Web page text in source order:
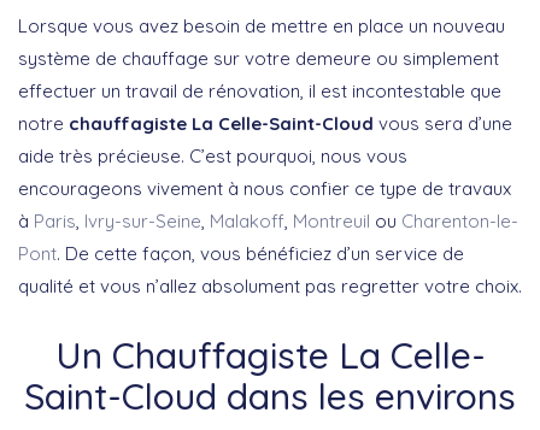
Lorsque vous avez besoin de mettre en place un nouveau
système de chauffage sur votre demeure ou simplement
effectuer un travail de rénovation, il est incontestable que
notre chauffagiste La Celle-Saint-Cloud vous sera d’une
aide très précieuse. C’est pourquoi, nous vous
encourageons vivement à nous confier ce type de travaux
à Paris Ivry-sur-Seine Malakoff Montreuil ou Charenton-le-
Pont. De cette façon, vous bénéficiez d’un service de
qualité et vous n’allez absolument pas regretter votre choix.
Un Chauffagiste La Celle-
Saint-Cloud dans les environs